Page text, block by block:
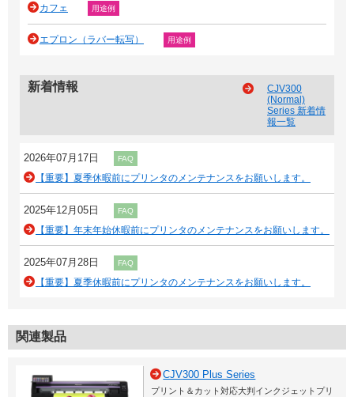
カフェ 用途例
エプロン（ラバー転写） 用途例
新着情報
CJV300
(Normal)
Series 新着情
報一覧
2026年07月17日 FAQ
【重要】夏季休暇前にプリンタのメンテナンスをお願いします。
2025年12月05日 FAQ
【重要】年末年始休暇前にプリンタのメンテナンスをお願いします。
2025年07月28日 FAQ
【重要】夏季休暇前にプリンタのメンテナンスをお願いします。
関連製品
CJV300 Plus Series
プリント＆カット対応大判インクジェットプリ